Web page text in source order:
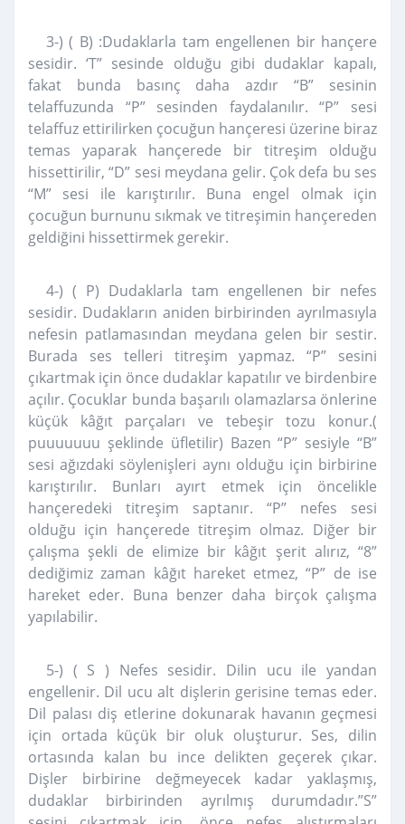
3-) ( B) :Dudaklarla tam engellenen bir hançere
sesidir. ‘T” sesinde olduğu gibi dudaklar kapalı,
fakat bunda basınç daha azdır “B” sesinin
telaffuzunda “P” sesinden faydalanılır. “P” sesi
telaffuz ettirilirken çocuğun hançeresi üzerine biraz
temas yaparak hançerede bir titreşim olduğu
hissettirilir, “D” sesi meydana gelir. Çok defa bu ses
“M” sesi ile karıştırılır. Buna engel olmak için
çocuğun burnunu sıkmak ve titreşimin hançereden
geldiğini hissettirmek gerekir.
4-) ( P) Dudaklarla tam engellenen bir nefes
sesidir. Dudakların aniden birbirinden ayrılmasıyla
nefesin patlamasından meydana gelen bir sestir.
Burada ses telleri titreşim yapmaz. “P” sesini
çıkartmak için önce dudaklar kapatılır ve birdenbire
açılır. Çocuklar bunda başarılı olamazlarsa önlerine
küçük kâğıt parçaları ve tebeşir tozu konur.(
puuuuuuu şeklinde üfletilir) Bazen “P” sesiyle “B”
sesi ağızdaki söylenişleri aynı olduğu için birbirine
karıştırılır. Bunları ayırt etmek için öncelikle
hançeredeki titreşim saptanır. “P” nefes sesi
olduğu için hançerede titreşim olmaz. Diğer bir
çalışma şekli de elimize bir kâğıt şerit alırız, “8”
dediğimiz zaman kâğıt hareket etmez, “P” de ise
hareket eder. Buna benzer daha birçok çalışma
yapılabilir.
5-) ( S ) Nefes sesidir. Dilin ucu ile yandan
engellenir. Dil ucu alt dişlerin gerisine temas eder.
Dil palası diş etlerine dokunarak havanın geçmesi
için ortada küçük bir oluk oluşturur. Ses, dilin
ortasında kalan bu ince delikten geçerek çıkar.
Dişler birbirine değmeyecek kadar yaklaşmış,
dudaklar birbirinden ayrılmış durumdadır.”S”